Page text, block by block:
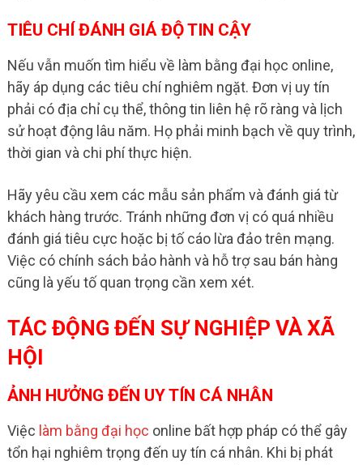
TIÊU CHÍ ĐÁNH GIÁ ĐỘ TIN CẬY
Nếu vẫn muốn tìm hiểu về làm bằng đại học online,
hãy áp dụng các tiêu chí nghiêm ngặt. Đơn vị uy tín
phải có địa chỉ cụ thể, thông tin liên hệ rõ ràng và lịch
sử hoạt động lâu năm. Họ phải minh bạch về quy trình,
thời gian và chi phí thực hiện.
Hãy yêu cầu xem các mẫu sản phẩm và đánh giá từ
khách hàng trước. Tránh những đơn vị có quá nhiều
đánh giá tiêu cực hoặc bị tố cáo lừa đảo trên mạng.
Việc có chính sách bảo hành và hỗ trợ sau bán hàng
cũng là yếu tố quan trọng cần xem xét.
TÁC ĐỘNG ĐẾN SỰ NGHIỆP VÀ XÃ
HỘI
ẢNH HƯỞNG ĐẾN UY TÍN CÁ NHÂN
Việc làm bằng đại học online bất hợp pháp có thể gây
tổn hại nghiêm trọng đến uy tín cá nhân. Khi bị phát